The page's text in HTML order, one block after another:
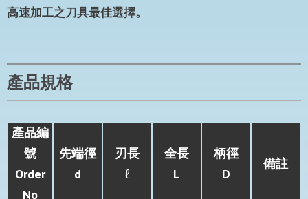
高速加工之刀具最佳選擇。
產品規格
產品編
號
Order
No
先端徑
d
刃長
ℓ
全長
L
柄徑
D
備註